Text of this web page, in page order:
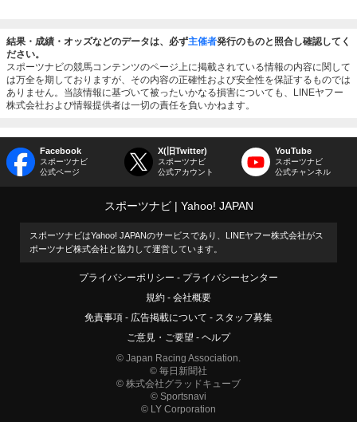
結果・成績・オッズなどのデータは、必ず主催者発行のものと照合し確認してく
ださい。
スポーツナビの競馬コンテンツのページ上に掲載されている情報の内容に関して
は万全を期しておりますが、その内容の正確性および安全性を保証するものでは
ありません。当該情報に基づいて被ったいかなる損害についても、LINEヤフー
株式会社および情報提供者は一切の責任を負いかねます。
Facebook
スポーツナビ
公式ページ
X(旧Twitter)
スポーツナビ
公式アカウント
YouTube
スポーツナビ
公式チャンネル
スポーツナビ Yahoo! JAPAN
スポーツナビはYahoo! JAPANのサービスであり、LINEヤフー株式会社がス
ポーツナビ株式会社と協力して運営しています。
プライバシーポリシー
プライバシーセンター
規約
会社概要
免責事項
広告掲載について
スタッフ募集
ご意見・ご要望
ヘルプ
© Japan Racing Association.
© 毎日新聞社
© 株式会社グラッドキューブ
© Sportsnavi
© LY Corporation